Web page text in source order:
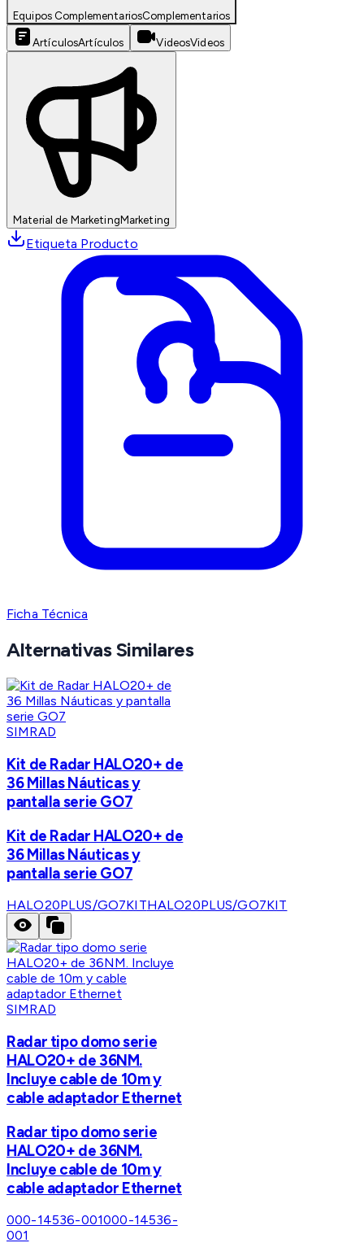
Equipos ComplementariosComplementarios
ArtículosArtículos VideosVideos
Material de MarketingMarketing
Etiqueta Producto
Ficha Técnica
Alternativas Similares
SIMRAD
Kit de Radar HALO20+ de
36 Millas Náuticas y
pantalla serie GO7
Kit de Radar HALO20+ de
36 Millas Náuticas y
pantalla serie GO7
HALO20PLUS/GO7KITHALO20PLUS/GO7KIT
SIMRAD
Radar tipo domo serie
HALO20+ de 36NM.
Incluye cable de 10m y
cable adaptador Ethernet
Radar tipo domo serie
HALO20+ de 36NM.
Incluye cable de 10m y
cable adaptador Ethernet
000-14536-001000-14536-
001